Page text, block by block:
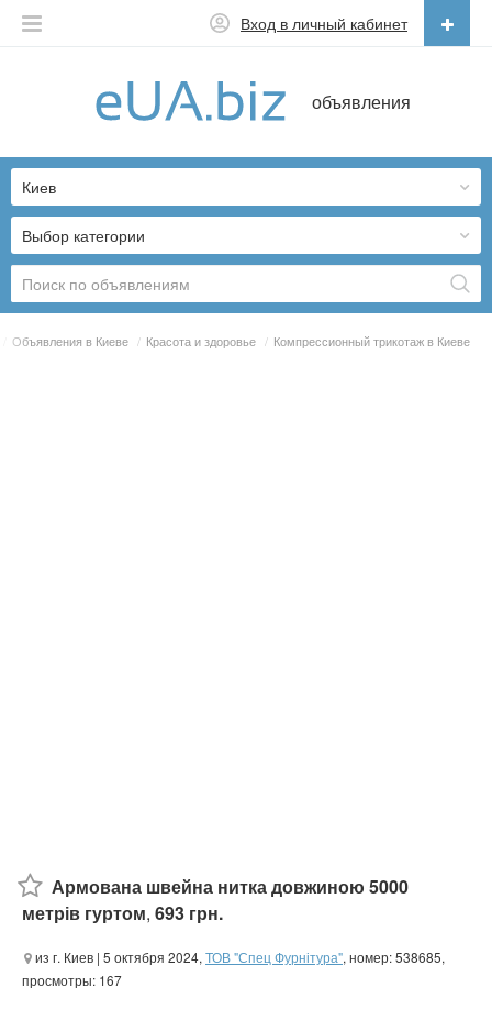
объявления
Вход в личный кабинет
Українська
Выбор категории
Киев
Объявления в Киеве / Красота и здоровье / Компрессионный трикотаж в Киеве
Армована швейна нитка довжиною 5000
метрів гуртом, 693 грн.
из г. Киев | 5 октября 2024, ТОВ "Спец Фурнітура", номер: 538685,
просмотры: 167